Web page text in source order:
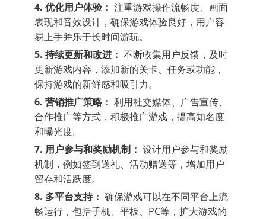
4. 优化用户体验： 注重游戏操作流畅度、画面
表现和音效设计，确保游戏体验良好，用户容
易上手并乐于长时间游玩。
5. 持续更新和改进： 不断收集用户反馈，及时
更新游戏内容，添加新的关卡、任务或功能，
保持游戏的新鲜感和吸引力。
6. 营销推广策略： 利用社交媒体、广告宣传、
合作推广等方式，积极推广游戏，提高知名度
和曝光度。
7. 用户参与和奖励机制： 设计用户参与和奖励
机制，例如签到送礼、活动赠送等，增加用户
留存和活跃度。
8. 多平台支持： 确保游戏可以在不同平台上流
畅运行，包括手机、平板、PC等，扩大游戏的